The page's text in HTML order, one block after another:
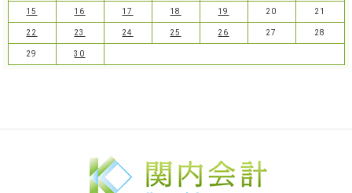
15 16 17 18 19 20 21
22 23 24 25 26 27 28
29 30